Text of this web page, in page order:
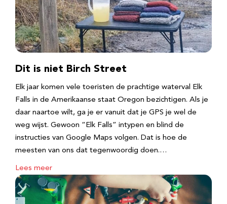
Dit is niet Birch Street
Elk jaar komen vele toeristen de prachtige waterval Elk
Falls in de Amerikaanse staat Oregon bezichtigen. Als je
daar naartoe wilt, ga je er vanuit dat je GPS je wel de
weg wijst. Gewoon “Elk Falls” intypen en blind de
instructies van Google Maps volgen. Dat is hoe de
meesten van ons dat tegenwoordig doen.…
Lees meer